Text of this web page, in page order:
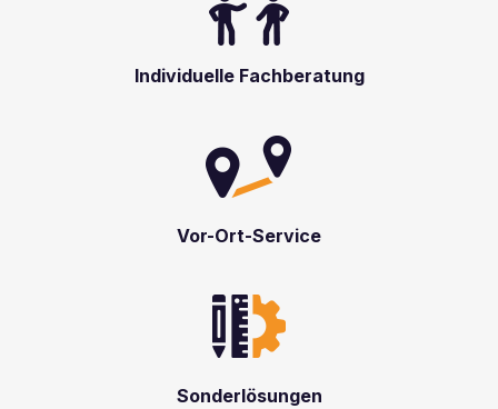
Individuelle Fachberatung
Vor-Ort-Service
Sonderlösungen